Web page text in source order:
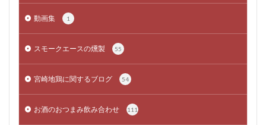
動画集 1
スモークエースの燻製 55
宮崎地鶏に関するブログ 54
お酒のおつまみ飲み合わせ 111